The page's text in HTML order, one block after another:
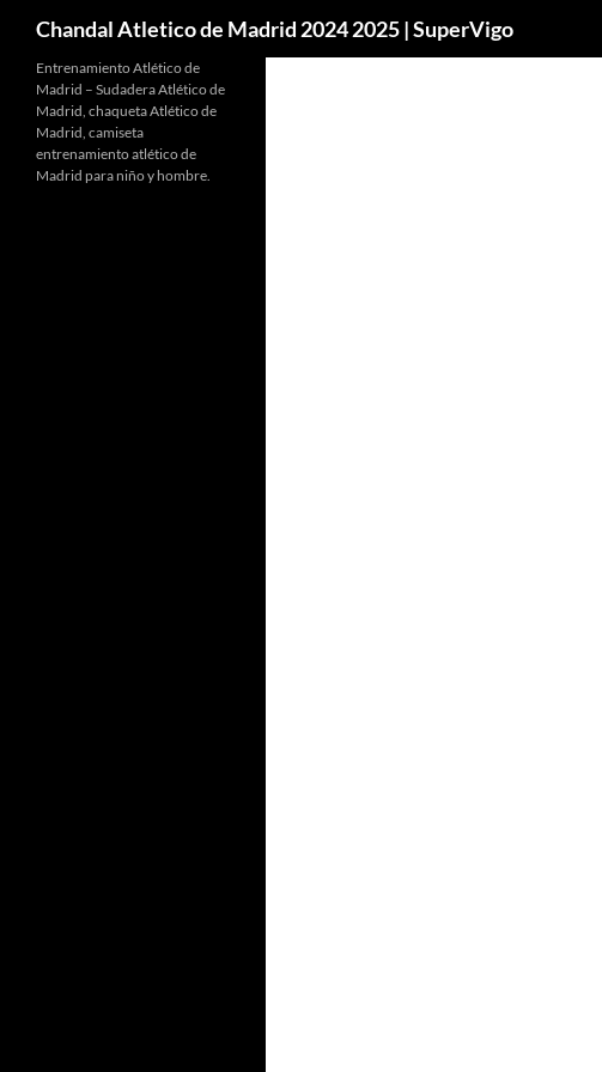
Chandal Atletico de Madrid 2024 2025 | SuperVigo
Entrenamiento Atlético de
Madrid – Sudadera Atlético de
Madrid, chaqueta Atlético de
Madrid, camiseta
entrenamiento atlético de
Madrid para niño y hombre.